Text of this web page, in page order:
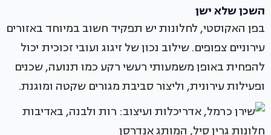
השכן שלא ישן
בפן האקוסטי, לחלונות יש תפקיד חשוב במיוחד באזורים
עירוניים צפופים. שילוב נכון של זיגוג ועובי זכוכית יכול
להפחית באופן משמעותי רעשי רקע כמו תנועה, שכנים
ופעילות עירונית, וליצור סביבת מגורים שקטה ומוגנת.